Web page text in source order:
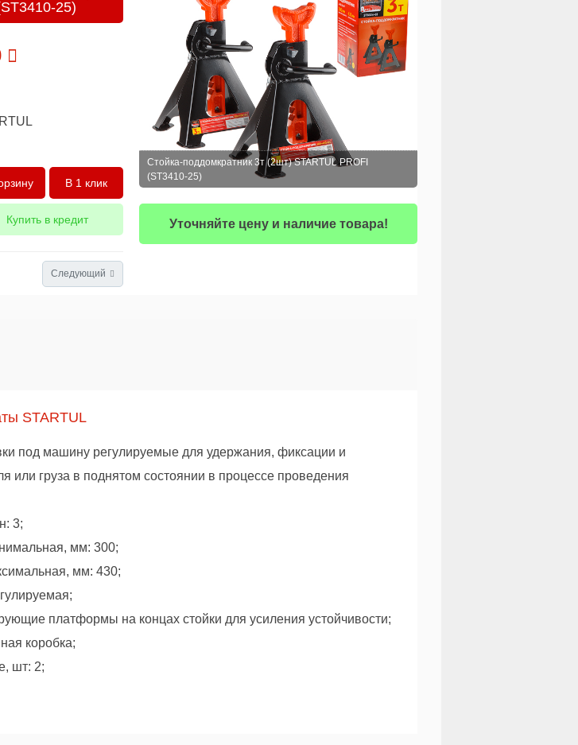
25)
В 1 клик
Купить в кредит
Следующий
Стойка-поддомкратник 3т (2шт) STARTUL PROFI
(ST3410-25)
Уточняйте цену и наличие товара!
STARTUL
под машину регулируемые для удержания, фиксации и
или груза в поднятом состоянии в процессе проведения
3;
мм: 300;
мм: 430;
платформы на концах стойки для усиления устойчивости;
коробка;
шт: 2;